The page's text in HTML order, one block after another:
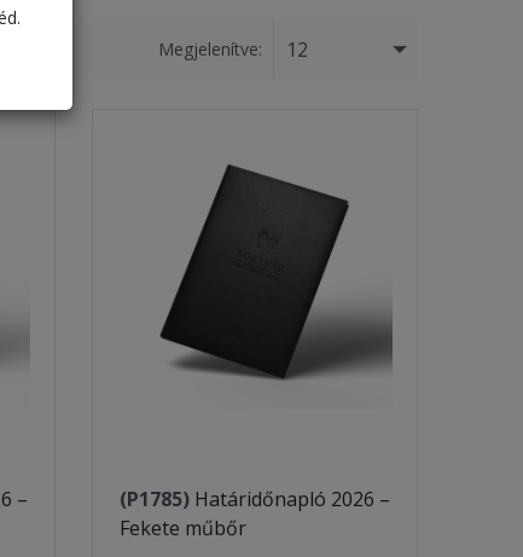
Megjelenítve: 12
–
(P1785) Határidőnapló 2026 –
Fekete műbőr